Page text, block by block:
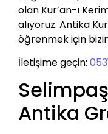
olan Kur’an-ı
alıyoruz. Antika
öğrenmek için
İletişime geçin:
Antika